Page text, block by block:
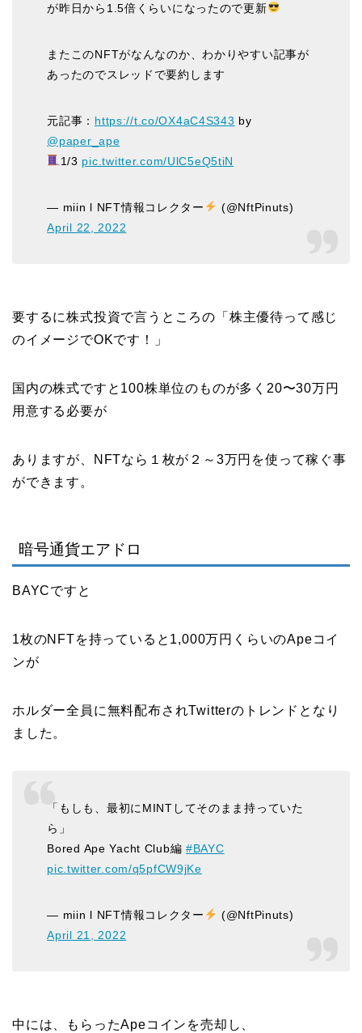
が昨日から1.5倍くらいになったので更新
またこのNFTがなんなのか、わかりやすい記事が
あったのでスレッドで要約します
元記事： https://t.co/OX4aC4S343 by
@paper_ape
1/3 pic.twitter.com/UlC5eQ5tiN
— miin l NFT情報コレクター
(@NftPinuts)
April 22, 2022
要するに株式投資で言うところの「株主優待って感じ
のイメージでOKです！」
国内の株式ですと100株単位のものが多く20〜30万円
用意する必要が
ありますが、NFTなら１枚が２～3万円を使って稼ぐ事
ができます。
暗号通貨エアドロ
BAYCですと
1枚のNFTを持っていると1,000万円くらいのApeコイ
ンが
ホルダー全員に無料配布されTwitterのトレンドとなり
ました。
「もしも、最初にMINTしてそのまま持っていた
ら」
Bored Ape Yacht Club編#BAYC
pic.twitter.com/q5pfCW9jKe
— miin l NFT情報コレクター
(@NftPinuts)
April 21, 2022
中には、もらったApeコインを売却し、